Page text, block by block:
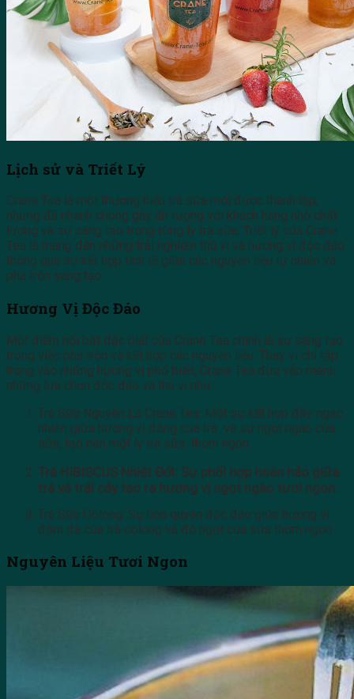
Lịch sử và Triết Lý
Crane Tea là một thương hiệu trà sữa mới được thành lập,
nhưng đã nhanh chóng gây ấn tượng với khách hàng nhờ chất
lượng và sự sáng tạo trong từng ly trà sữa. Triết lý của Crane
Tea là mang đến những trải nghiệm thú vị và hương vị độc đáo
thông qua sự kết hợp tinh tế giữa các nguyên liệu tự nhiên và
pha trộn sáng tạo.
Hương Vị Độc Đáo
Một điểm nổi bật đặc biệt của Crane Tea chính là sự sáng tạo
trong việc pha trộn và kết hợp các nguyên liệu. Thay vì chỉ tập
trung vào những hương vị phổ biến, Crane Tea đưa vào menu
những lựa chọn độc đáo và thú vị như:
Trà Sữa Nguyên Lá Crane Tea: Một sự kết hợp đầy ngạc
nhiên giữa hương vị đắng của trà và sự ngọt ngào của
sữa, tạo nên một ly trà sữa thơm ngon.
Trà HIBISCUS Nhiệt Đới: Sự phối hợp hoàn hảo giữa
trà và trái cây tạo ra hương vị ngọt ngào tươi ngon.
Trà Sữa Oolong: Sự hòa quyện độc đáo giữa hương vị
đậm đà của trà oolong và độ ngọt của sữa thơm ngon.
Nguyên Liệu Tươi Ngon